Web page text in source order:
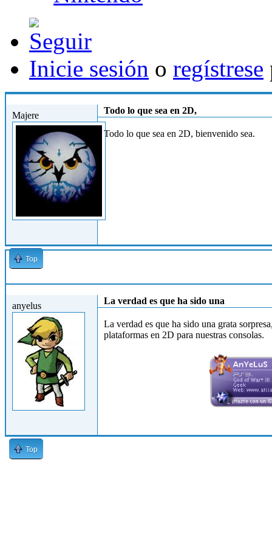
Inicie sesión o regístrese
Majere Todo lo que sea en 2D,
Todo lo que sea en 2D, bienvenido sea.
Top
anyelus La verdad es que ha sido una
La verdad es que ha sido una grata
plataformas en 2D para nuestras consolas.
Top